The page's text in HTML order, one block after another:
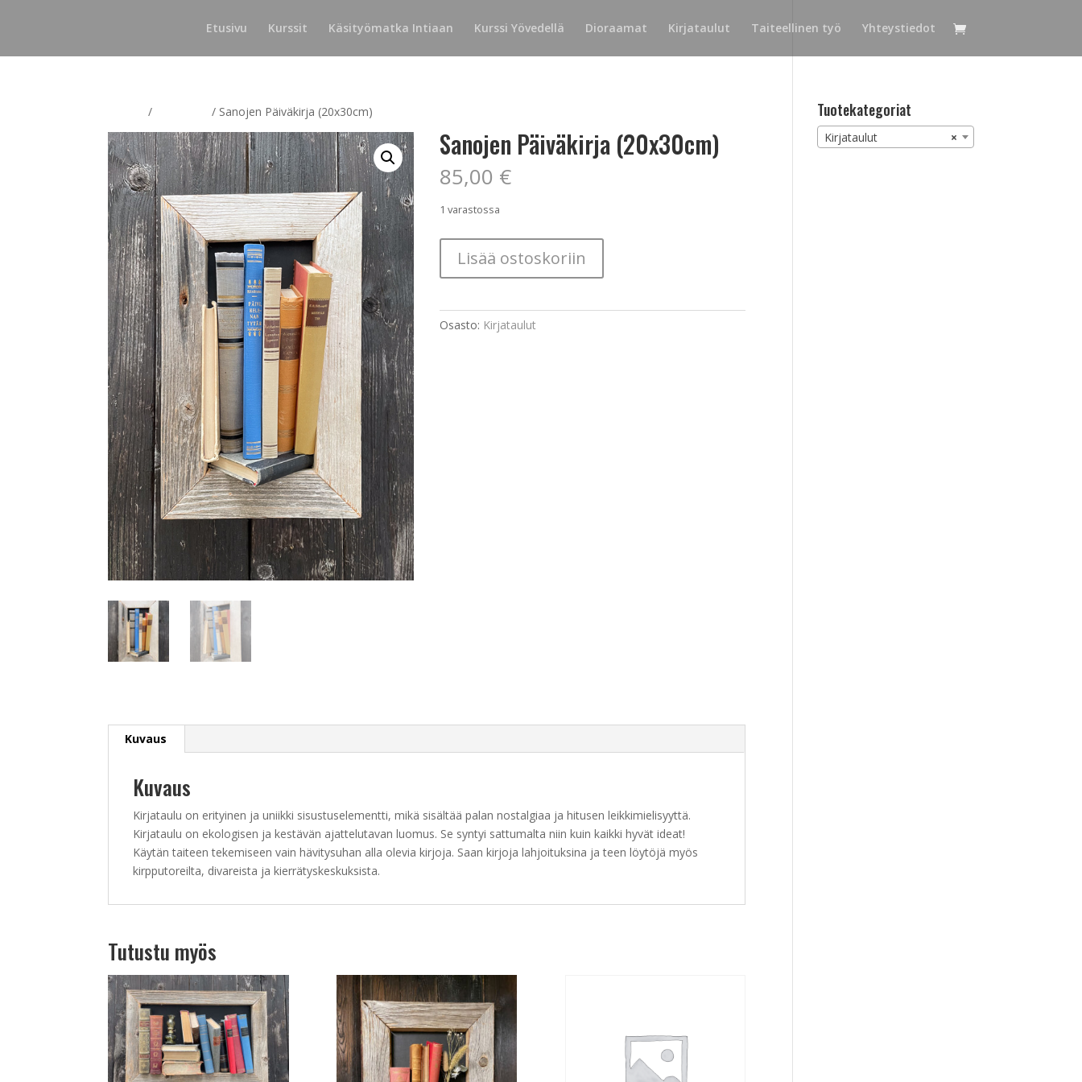
Etusivu Kurssit Käsityömatka Intiaan Kurssi Yövedellä Dioraamat Kirjataulut Taiteellinen työ Yhteystiedot
/ / Sanojen Päiväkirja (20x30cm)
Sanojen Päiväkirja (20x30cm)
85,00 €
1 varastossa
Päiväkirja
(20x30cm)
Lisää ostoskoriin
Osasto: Kirjataulut
Kuvaus
Kuvaus
Kirjataulu on erityinen ja uniikki sisustuselementti, mikä sisältää palan nostalgiaa ja hitusen leikkimielisyyttä.
Kirjataulu on ekologisen ja kestävän ajattelutavan luomus. Se syntyi sattumalta niin kuin kaikki hyvät ideat!
Käytän taiteen tekemiseen vain hävitysuhan alla olevia kirjoja. Saan kirjoja lahjoituksina ja teen löytöjä myös
kirpputoreilta, divareista ja kierrätyskeskuksista.
Tutustu myös
Tuotekategoriat
×
Kirjataulut